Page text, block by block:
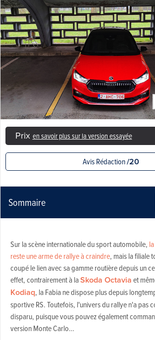
Prix en savoir plus sur la version essayée
Avis Rédaction/20
Sommaire
Sur la scène internationale du sport automobile,
reste une arme de rallye à craindre, mais la filiale
coupé le lien avec sa gamme routière depuis un
effet, contrairement à laSkoda Octaviaet
Kodiaq, la Fabia ne dispose plus depuis
sportive RS. Toutefois, l'univers du rallye n'a pas
disparu, puisque vous pouvez également
version Monte Carlo…